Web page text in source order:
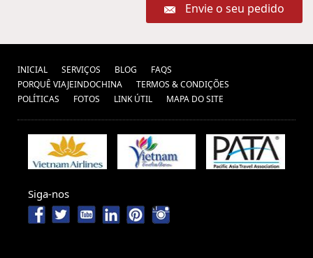
Envie o seu pedido
INICIAL SERVIÇOS BLOG
FAQS
PORQUÊ VIAJEINDOCHINA
TERMOS & CONDIÇÕES
POLÍTICAS
FOTOS LINK ÚTIL MAPA DO SITE
Siga-nos